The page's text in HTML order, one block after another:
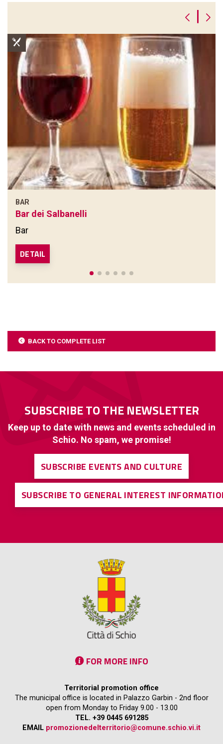
BAR
Bar dei Salbanelli
Bar
DETAIL
|
BACK TO COMPLETE LIST
SUBSCRIBE TO THE NEWSLETTER
Keep up to date with news and events scheduled in
Schio. No spam, we promise!
SUBSCRIBE EVENTS AND CULTURE
SUBSCRIBE TO GENERAL INTEREST
FOR MORE INFO
Territorial promotion office
The municipal office is located in Palazzo Garbin - 2nd floor
open from Monday to Friday 9.00 - 13.00
TEL. +39 0445 691285
EMAIL promozionedelterritorio@comune.schio.vi.it